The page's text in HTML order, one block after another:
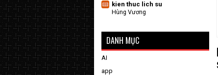
kien thuc lich su
Hùng Vương
DANH MỤC
AI
app